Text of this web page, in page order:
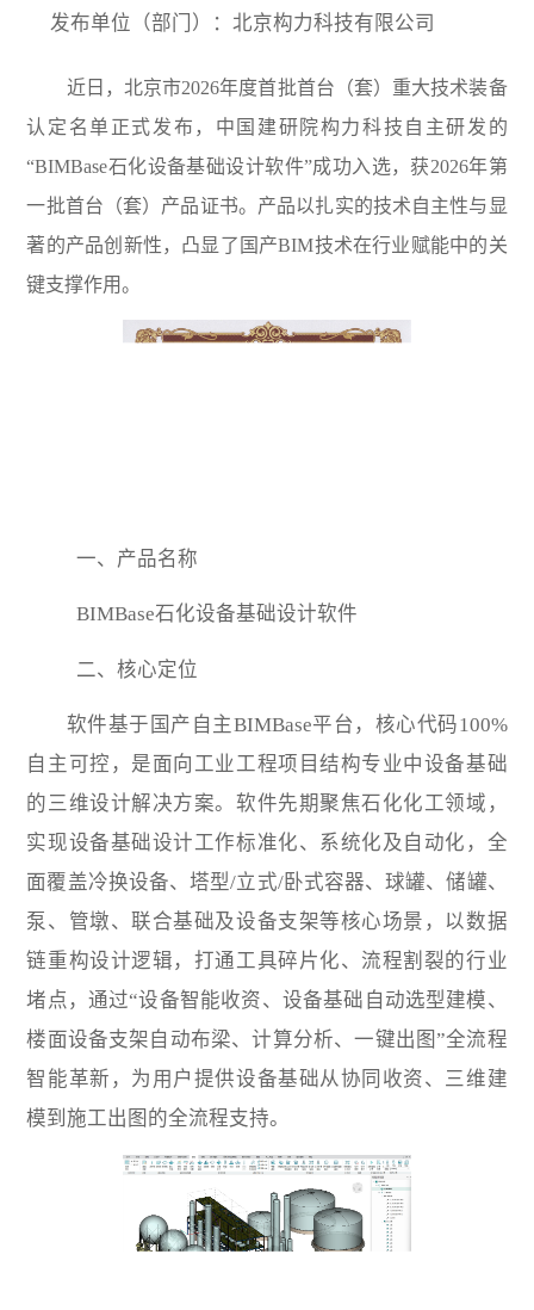
发布单位（部门）：北京构力科技有限公司
近日，北京市2026年度首批首台（套）重大技术装备
认定名单正式发布，中国建研院构力科技自主研发的
“BIMBase石化设备基础设计软件”成功入选，获2026年第
一批首台（套）产品证书。产品以扎实的技术自主性与显
著的产品创新性，凸显了国产BIM技术在行业赋能中的关
键支撑作用。
一、产品名称
BIMBase石化设备基础设计软件
二、核心定位
软件基于国产自主BIMBase平台，核心代码100%
自主可控，是面向工业工程项目结构专业中设备基础
的三维设计解决方案。软件先期聚焦石化化工领域，
实现设备基础设计工作标准化、系统化及自动化，全
面覆盖冷换设备、塔型/立式/卧式容器、球罐、储罐、
泵、管墩、联合基础及设备支架等核心场景，以数据
链重构设计逻辑，打通工具碎片化、流程割裂的行业
堵点，通过“设备智能收资、设备基础自动选型建模、
楼面设备支架自动布梁、计算分析、一键出图”全流程
智能革新，为用户提供设备基础从协同收资、三维建
模到施工出图的全流程支持。